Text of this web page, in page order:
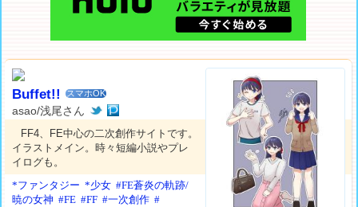
Buffet!! スマホOK
asao/浅尾さん
FF4、FE中心の二次創作サイトです。
イラストメイン。時々短編小説やプレ
イログも。
*ファンタジー *少女 #FE蒼炎の軌跡/
暁の女神 #FE #FF #一次創作 #